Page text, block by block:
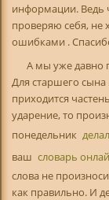
информации. Ведь
проверяю себя, не
ошибками .
А мы уже давно
Для старшего
приходится
ударение, то
понедельник
ваш словарь
слова не
как правильно. И